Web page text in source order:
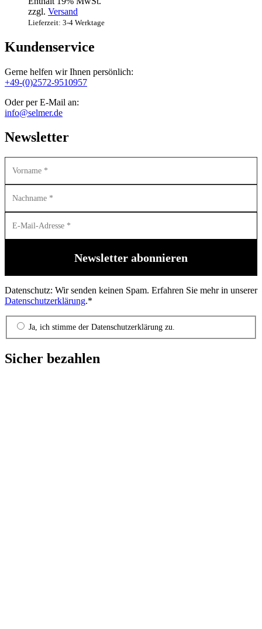
zzgl. Versand
Lieferzeit: 3-4 Werktage
Kundenservice
Gerne helfen wir Ihnen persönlich:
+49-(0)2572-9510957
Oder per E-Mail an:
info@selmer.de
Newsletter
Datenschutz: Wir senden keinen Spam. Erfahren Sie mehr in unserer
Datenschutzerklärung.*
Ja, ich stimme der Datenschutzerklärung zu.
Sicher bezahlen